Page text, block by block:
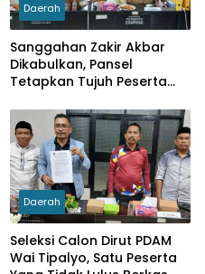
Daerah
Sanggahan Zakir Akbar
Dikabulkan, Pansel
Tetapkan Tujuh Peserta
Wai Tipalayo
Daerah
Seleksi Calon Dirut PDAM
Wai Tipalyo, Satu Peserta